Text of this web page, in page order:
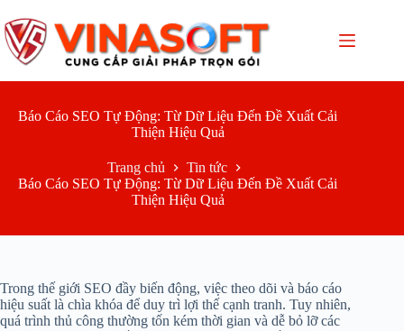
đến
phần
nội
Báo Cáo SEO Tự Động: Từ Dữ Liệu Đến Đề Xuất Cải
Thiện Hiệu Quả
Trang chủ
Tin tức
Báo Cáo SEO Tự Động: Từ Dữ Liệu Đến Đề Xuất Cải
Thiện Hiệu Quả
Trong thế giới SEO đầy biến động, việc theo dõi và báo cáo
hiệu suất là chìa khóa để duy trì lợi thế cạnh tranh. Tuy nhiên,
quá trình thủ công thường tốn kém thời gian và dễ bỏ lỡ các